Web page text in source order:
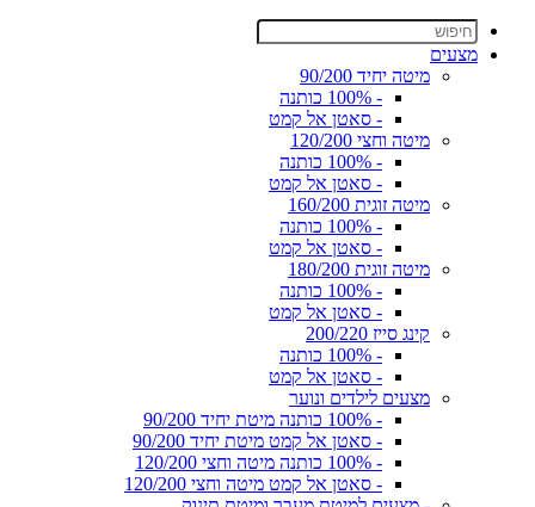
מצעים
מיטה יחיד 90/200
- 100% כותנה
- סאטן אל קמט
מיטה וחצי 120/200
- 100% כותנה
- סאטן אל קמט
מיטה זוגית 160/200
- 100% כותנה
- סאטן אל קמט
מיטה זוגית 180/200
- 100% כותנה
- סאטן אל קמט
קינג סייז 200/220
- 100% כותנה
- סאטן אל קמט
מצעים לילדים ונוער
- 100% כותנה מיטת יחיד 90/200
- סאטן אל קמט מיטת יחיד 90/200
- 100% כותנה מיטה וחצי 120/200
- סאטן אל קמט מיטה וחצי 120/200